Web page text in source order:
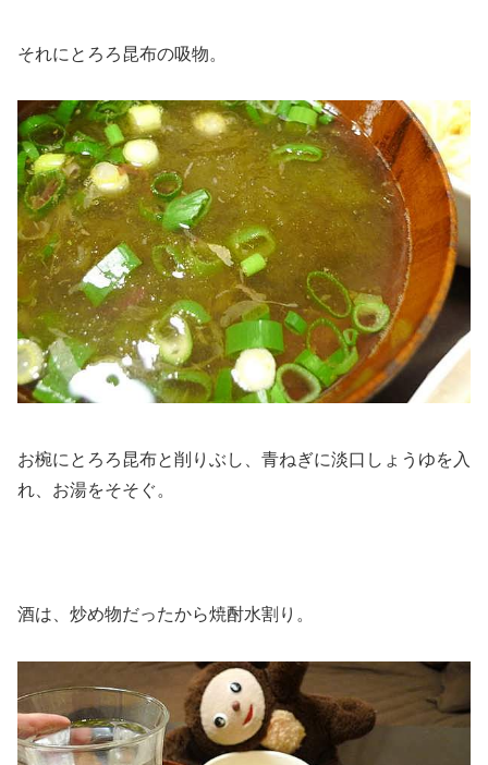
それにとろろ昆布の吸物。
お椀にとろろ昆布と削りぶし、青ねぎに淡口しょうゆを入
れ、お湯をそそぐ。
酒は、炒め物だったから焼酎水割り。